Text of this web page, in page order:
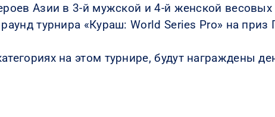
Азии в 3-й мужской и 4-й женской весовых
турнира «Кураш: World Series Pro» на приз
на этом турнире, будут награждены